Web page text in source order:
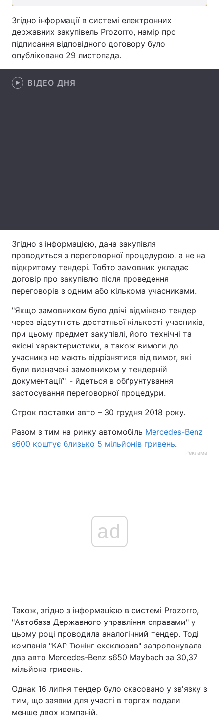
Цікавинки Погода
Екологія Регіони
Лонгріди
Відео з Youtube
Тема оформлення
Згідно інформації в системі електронних
державних закупівель Prozorro, намір про
підписання відповідного договору було
опубліковано 29 листопада.
ВІДЕО ДНЯ
Згідно з інформацією, дана закупівля
проводиться з переговорної процедурою, а не на
відкритому тендері. Тобто замовник укладає
договір про закупівлю після проведення
переговорів з одним або кількома учасниками.
"Якщо замовником було двічі відмінено тендер
через відсутність достатньої кількості учасників,
при цьому предмет закупівлі, його технічні та
якісні характеристики, а також вимоги до
учасника не мають відрізнятися від вимог, які
були визначені замовником у тендерній
документації", - йдеться в обґрунтування
застосування переговорної процедури.
Строк поставки авто – 30 грудня 2018 року.
Разом з тим на ринку автомобіль Mercedes-Benz
s600 коштує близько 5 мільйонів гривень.
Реклама
ad
Також, згідно з інформацією в системі Prozorro,
"Автобаза Державного управління справами" у
цьому році проводила аналогічний тендер. Тоді
компанія "КАР Тюнінг ексклюзив" запропонувала
два авто Mercedes-Benz s650 Maybach за 30,37
мільйона гривень.
Однак 16 липня тендер було скасовано у зв'язку з
тим, що заявки для участі в торгах подали
менше двох компаній.